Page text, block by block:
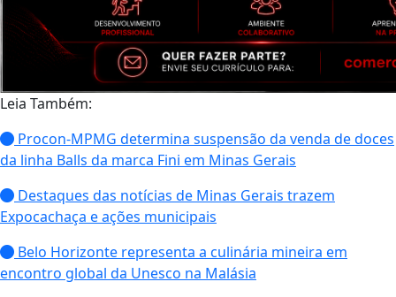
Leia Também:
Procon-MPMG determina suspensão da venda de doces
da linha Balls da marca Fini em Minas Gerais
Destaques das notícias de Minas Gerais trazem
Expocachaça e ações municipais
Belo Horizonte representa a culinária mineira em
encontro global da Unesco na Malásia